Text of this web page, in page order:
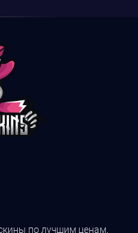
по лучшим ценам.